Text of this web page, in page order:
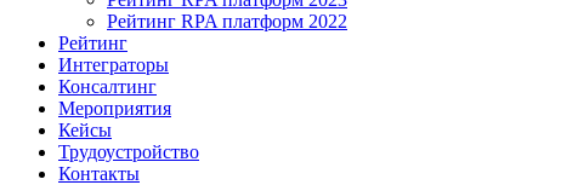
Рейтинг RPA платформ 2022
Рейтинг
Интеграторы
Консалтинг
Mероприятия
Кейсы
Трудоустройство
Контакты